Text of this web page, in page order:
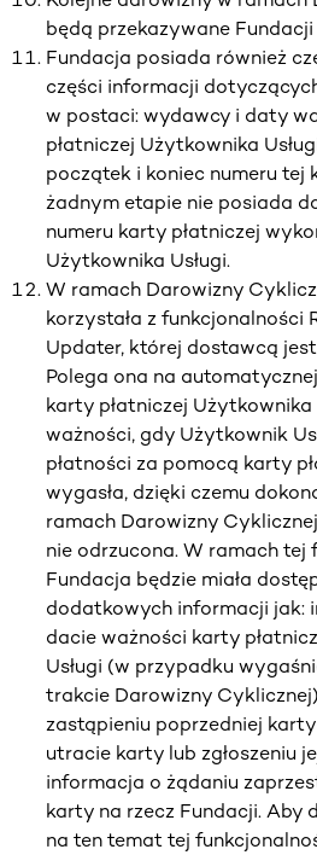
będą przekazywane
Fundacja posiada również
części informacji
w postaci: wydawcy i daty
płatniczej Użytkownika
początek i koniec numeru tej
żadnym etapie nie posiada
numeru karty płatniczej
Użytkownika Usługi.
W ramach Darowizny
korzystała z funkcjonalności
Updater, której dostawcą
Polega ona na
karty płatniczej Użytkownika
ważności, gdy Użytkownik
płatności za pomocą karty
wygasła, dzięki czemu
ramach Darowizny
nie odrzucona. W ramach tej
Fundacja będzie miała
dodatkowych informacji jak:
dacie ważności karty
Usługi (w przypadku
trakcie Darowizny
zastąpieniu poprzedniej
utracie karty lub zgłoszeniu
informacja o żądaniu
karty na rzecz Fundacji. Aby
na ten temat tej